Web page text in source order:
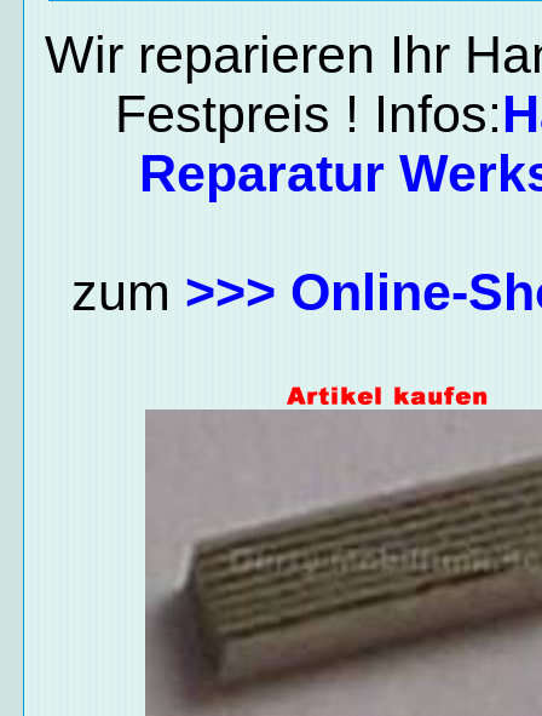
Wir reparieren Ihr
Festpreis ! Infos:
Reparatur
zum >>> Online-